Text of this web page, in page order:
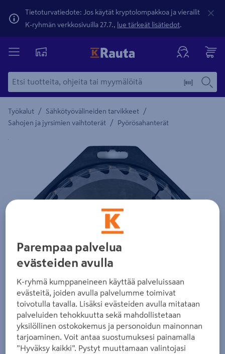
Tietoturvatiedote: Jos käytät kryptolompakkoa ja vierailit
K-ryhmän verkkosivuilla 27.7., lue tärkeät lisätiedot.
Työkalut / Sähkötyövälineiden tarvikkeet /
Sahojen ja jyrsimien vaihtoterät / Pyörösahanterät
Yksityiskohtainen kuvaus löytyy Tuotteen kuvaus -
Parempaa palvelua
evästeiden avulla
K-ryhmä kumppaneineen käyttää palveluissaan
evästeitä, joiden avulla palvelumme toimivat
toivotulla tavalla. Lisäksi evästeiden avulla mitataan
palveluiden tehokkuutta sekä mahdollistetaan
yksilöllinen ostokokemus ja personoidun mainonnan
tarjoaminen. Voit antaa suostumuksesi painamalla
”Hyväksy kaikki”. Pystyt muuttamaan valintojasi